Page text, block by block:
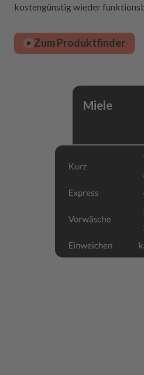
kostengünstig wieder
Zum Produktfinder
Miele